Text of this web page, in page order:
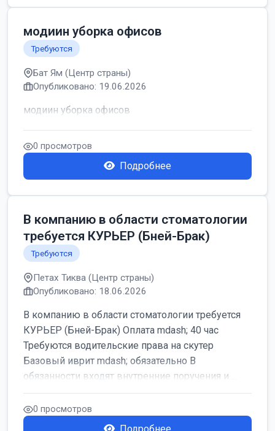
модиин уборка офисов
Требуются
Бат Ям (Центр страны)
Опубликовано: 19.06.2026
модиин уборка офисов
0 просмотров
Подробнее
В компанию в области стоматологии
требуется КУРЬЕР (Бней-Брак)
Требуются
Петах Тиква (Центр страны)
Опубликовано: 18.06.2026
В компанию в области стоматологии требуется
КУРЬЕР (Бней-Брак) Оплата mdash; 40 час
Требуются водительские права на скутер
Базовый иврит mdash; обязательно В
обязанности входят внутренние поручения и ...
0 просмотров